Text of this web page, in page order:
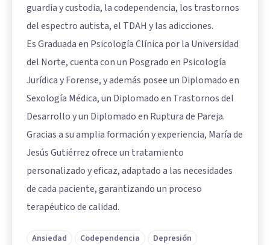
guardia y custodia, la codependencia, los trastornos
del espectro autista, el TDAH y las adicciones.
Es Graduada en Psicología Clínica por la Universidad
del Norte, cuenta con un Posgrado en Psicología
Jurídica y Forense, y además posee un Diplomado en
Sexología Médica, un Diplomado en Trastornos del
Desarrollo y un Diplomado en Ruptura de Pareja.
Gracias a su amplia formación y experiencia, María de
Jesús Gutiérrez ofrece un tratamiento
personalizado y eficaz, adaptado a las necesidades
de cada paciente, garantizando un proceso
terapéutico de calidad.
Ansiedad Codependencia
Depresión